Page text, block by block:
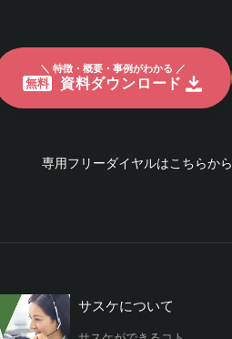
＼ 特徴・概要・事例がわかる ／
無料 資料ダウンロード
専用フリーダイヤルはこちらから
サスケについて